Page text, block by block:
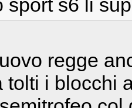
sport s6 li
regge
tolti i blocchi